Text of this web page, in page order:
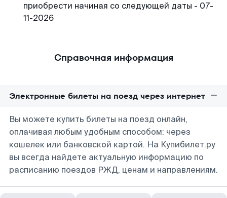
приобрести начиная со следующей даты - 07-
11-2026
Справочная информация
Электронные билеты на поезд через интернет
Вы можете купить билеты на поезд онлайн,
оплачивая любым удобным способом: через
кошелек или банковской картой. На Купибилет.ру
вы всегда найдете актуальную информацию по
расписанию поездов РЖД, ценам и направлениям.